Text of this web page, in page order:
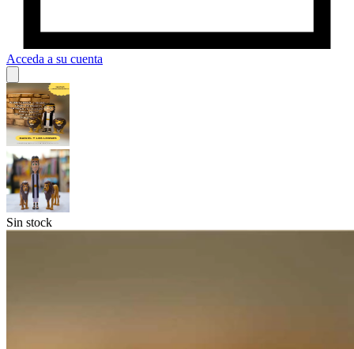
Acceda a su cuenta
Sin stock